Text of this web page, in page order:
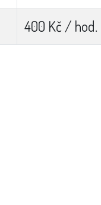
400 Kč / hod.